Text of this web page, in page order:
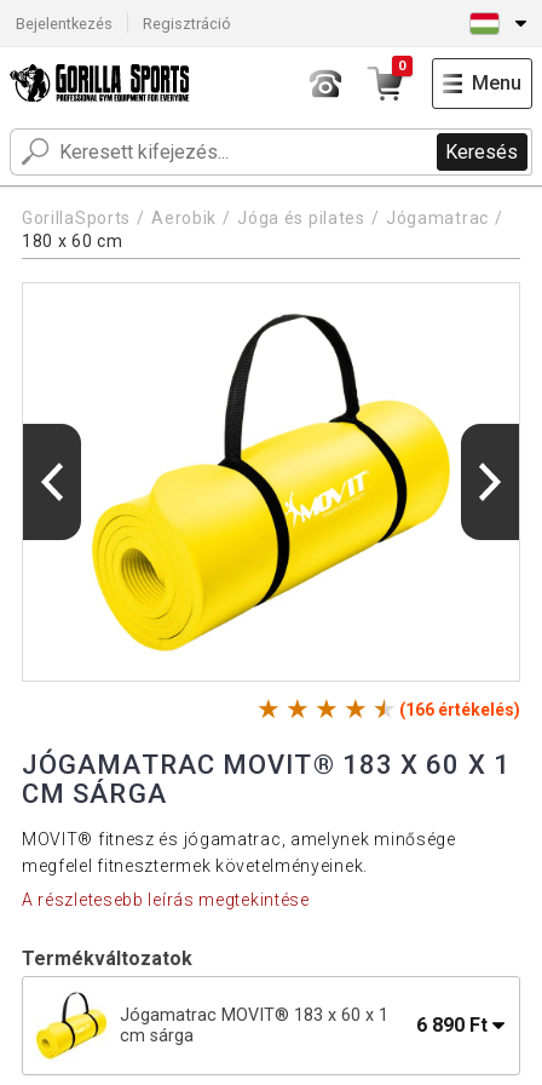
Bejelentkezés Regisztráció
Keresés
0
Menu
GorillaSports Aerobik Jóga és pilates
Jógamatrac
180 x 60 cm
(166 értékelés)
JÓGAMATRAC MOVIT® 183 X 60 X 1
CM SÁRGA
MOVIT® fitnesz és jógamatrac, amelynek minősége
megfelel fitnesztermek követelményeinek.
A részletesebb leírás megtekintése
Termékváltozatok
Jógamatrac MOVIT® 183 x 60 x 1
cm sárga
6 890 Ft